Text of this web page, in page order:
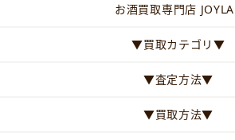
お酒買取専門店
▼買取カテゴリ▼
▼査定方法▼
▼買取方法▼